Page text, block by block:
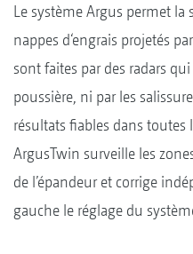
Le système Argus permet la
nappes d‘engrais projetés
sont faites par des radars
poussière, ni par les
résultats fiables dans
ArgusTwin surveille les
de l’épandeur et corrige
gauche le réglage du